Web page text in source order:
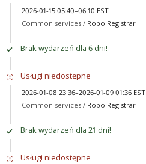
2026-01-15 05:40–06:10 EST
Common services / Robo Registrar
Brak wydarzeń dla 6 dni!
Usługi niedostępne
2026-01-08 23:36–2026-01-09 01:36 EST
Common services / Robo Registrar
Brak wydarzeń dla 21 dni!
Usługi niedostępne